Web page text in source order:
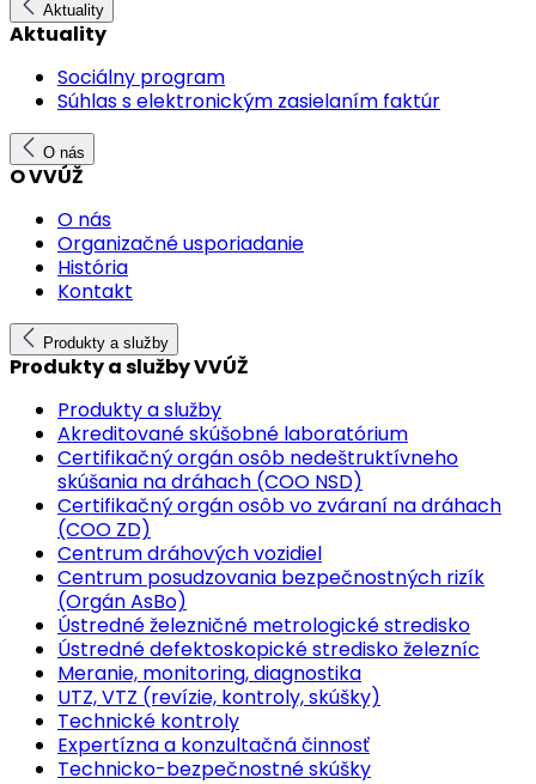
Aktuality
Aktuality
Sociálny program
Súhlas s elektronickým zasielaním faktúr
O nás
O VVÚŽ
O nás
Organizačné usporiadanie
História
Kontakt
Produkty a služby
Produkty a služby VVÚŽ
Produkty a služby
Akreditované skúšobné laboratórium
Certifikačný orgán osôb nedeštruktívneho
skúšania na dráhach (COO NSD)
Certifikačný orgán osôb vo zváraní na dráhach
(COO ZD)
Centrum dráhových vozidiel
Centrum posudzovania bezpečnostných rizík
(Orgán AsBo)
Ústredné železničné metrologické stredisko
Ústredné defektoskopické stredisko železníc
Meranie, monitoring, diagnostika
UTZ, VTZ (revízie, kontroly, skúšky)
Technické kontroly
Expertízna a konzultačná činnosť
Technicko-bezpečnostné skúšky